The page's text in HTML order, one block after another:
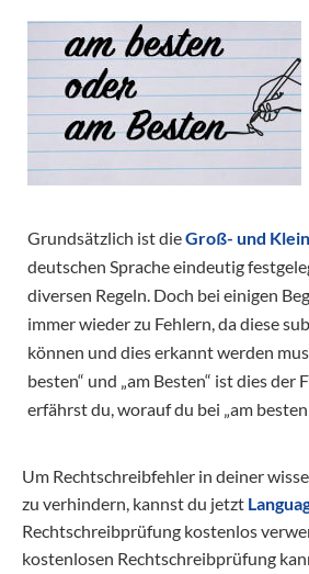
Grundsätzlich ist dieGroß- und
deutschen Sprache eindeutig
diversen Regeln. Doch bei einigen
immer wieder zu Fehlern, da diese
können und dies erkannt werden
besten“ und „am Besten“ ist dies der
erfährst du, worauf du bei „am
Um Rechtschreibfehler in deiner
zu verhindern, kannst du jetzt
Rechtschreibprüfung kostenlos
kostenlosen Rechtschreibprüfung